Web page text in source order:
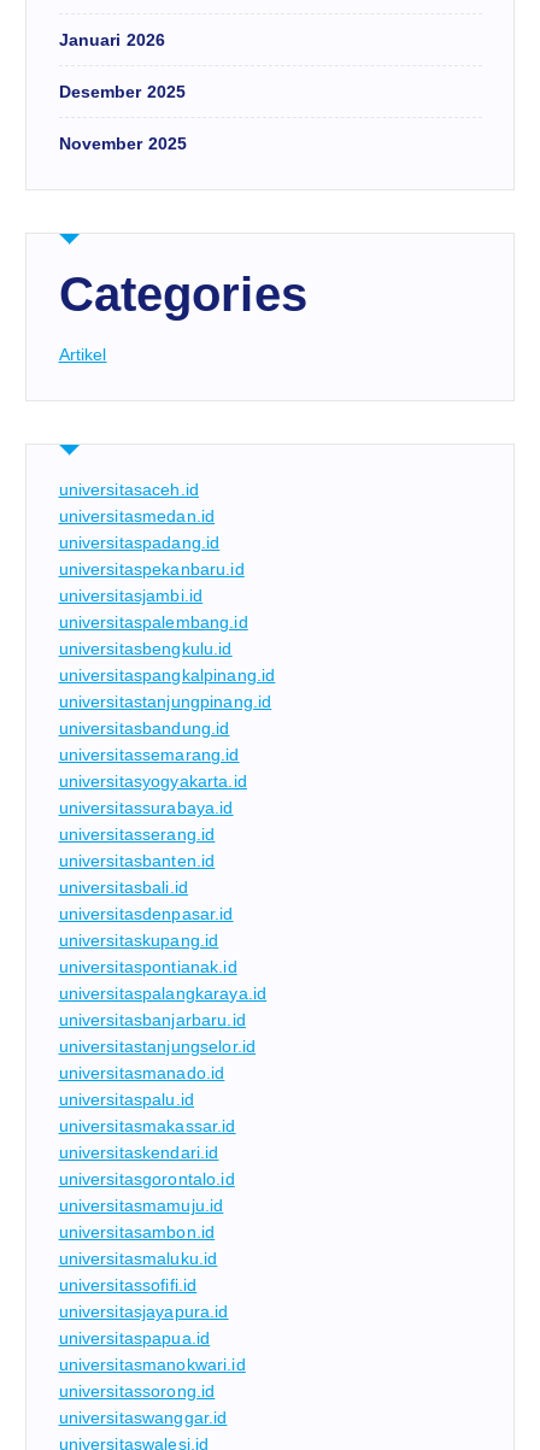
Januari 2026
Desember 2025
November 2025
Categories
Artikel
universitasaceh.id
universitasmedan.id
universitaspadang.id
universitaspekanbaru.id
universitasjambi.id
universitaspalembang.id
universitasbengkulu.id
universitaspangkalpinang.id
universitastanjungpinang.id
universitasbandung.id
universitassemarang.id
universitasyogyakarta.id
universitassurabaya.id
universitasserang.id
universitasbanten.id
universitasbali.id
universitasdenpasar.id
universitaskupang.id
universitaspontianak.id
universitaspalangkaraya.id
universitasbanjarbaru.id
universitastanjungselor.id
universitasmanado.id
universitaspalu.id
universitasmakassar.id
universitaskendari.id
universitasgorontalo.id
universitasmamuju.id
universitasambon.id
universitasmaluku.id
universitassofifi.id
universitasjayapura.id
universitaspapua.id
universitasmanokwari.id
universitassorong.id
universitaswanggar.id
universitaswalesi.id